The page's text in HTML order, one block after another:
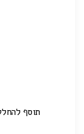
תוסף